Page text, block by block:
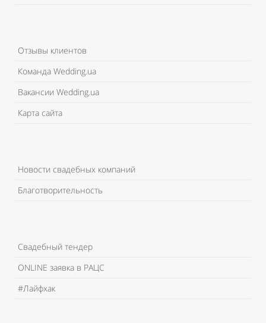
Отзывы клиентов
Команда Wedding.ua
Вакансии Wedding.ua
Карта сайта
Новости свадебных компаний
Благотворительность
Свадебный тендер
ONLINE заявка в РАЦС
#Лайфхак